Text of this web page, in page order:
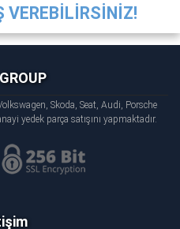
VEREBİLİRSİNİZ!
Skoda, Seat, Audi, Porsche
yedek parça satışını yapmaktadır.